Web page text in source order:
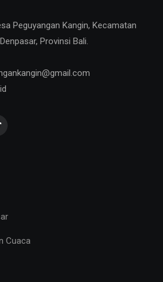
Peguyangan Kangin, Kecamatan
Provinsi Bali.
Cuaca